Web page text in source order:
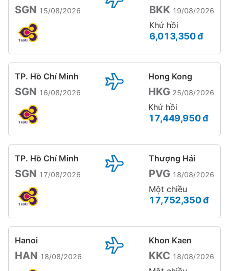
SGN 15/08/2026 BKK 19/08/2026
Khứ hồi
6,013,350 đ
TP. Hồ Chí Minh
SGN 16/08/2026
Hong Kong
HKG 25/08/2026
Khứ hồi
17,449,950 đ
TP. Hồ Chí Minh
SGN 17/08/2026
Thượng Hải
PVG 18/08/2026
Một chiều
17,752,350 đ
Hanoi
HAN 18/08/2026
Khon Kaen
KKC 18/08/2026